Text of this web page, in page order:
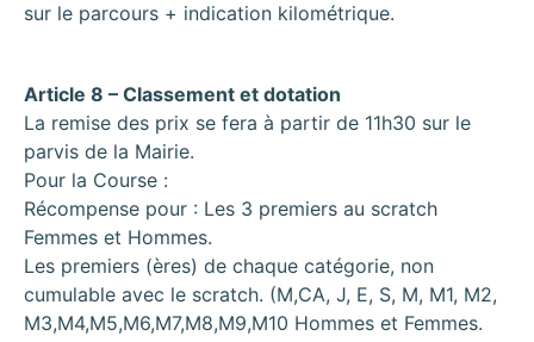
sur le parcours + indication kilométrique.
Article 8 – Classement et dotation
La remise des prix se fera à partir de 11h30 sur le
parvis de la Mairie.
Pour la Course :
Récompense pour : Les 3 premiers au scratch
Femmes et Hommes.
Les premiers (ères) de chaque catégorie, non
cumulable avec le scratch. (M,CA, J, E, S, M, M1, M2,
M3,M4,M5,M6,M7,M8,M9,M10 Hommes et Femmes.